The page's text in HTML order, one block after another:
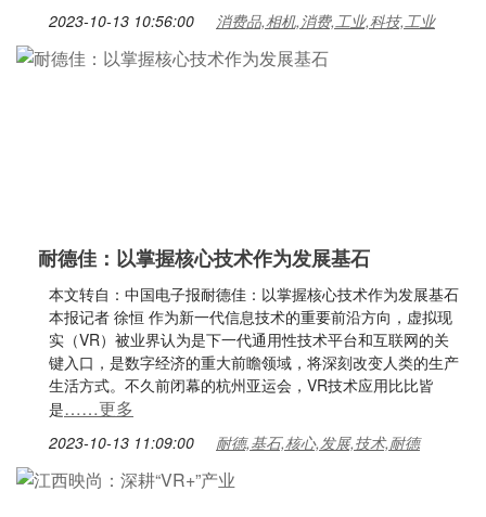
2023-10-13 10:56:00 消费品,相机,消费,工业,科技,工业
耐德佳：以掌握核心技术作为发展基石
本文转自：中国电子报耐德佳：以掌握核心技术作为发展基石
本报记者 徐恒 作为新一代信息技术的重要前沿方向，虚拟现
实（VR）被业界认为是下一代通用性技术平台和互联网的关
键入口，是数字经济的重大前瞻领域，将深刻改变人类的生产
生活方式。不久前闭幕的杭州亚运会，VR技术应用比比皆
是……更多
2023-10-13 11:09:00 耐德,基石,核心,发展,技术,耐德